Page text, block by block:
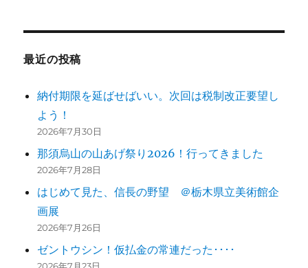
最近の投稿
納付期限を延ばせばいい。次回は税制改正要望し
よう！
2026年7月30日
那須烏山の山あげ祭り2026！行ってきました
2026年7月28日
はじめて見た、信長の野望 ＠栃木県立美術館企
画展
2026年7月26日
ゼントウシン！仮払金の常連だった････